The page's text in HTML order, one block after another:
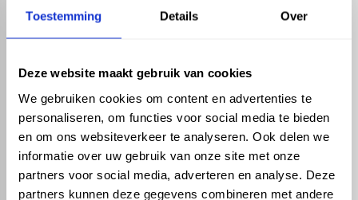
Toestemming Details Over
Deze website maakt gebruik van cookies
We gebruiken cookies om content en advertenties te
personaliseren, om functies voor social media te bieden
en om ons websiteverkeer te analyseren. Ook delen we
informatie over uw gebruik van onze site met onze
partners voor social media, adverteren en analyse. Deze
partners kunnen deze gegevens combineren met andere
phone_enabled +31 416 75 02 55
mail info@vosproducts.nl
check_circleDé bouwmarkt van Altena
check_circle Direct uit grote voorraad geleverd met eigen transport
check_circleLevering in NL en BE